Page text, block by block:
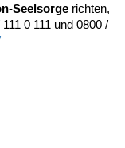
Seelsorge richten,
0 111 und 0800 /